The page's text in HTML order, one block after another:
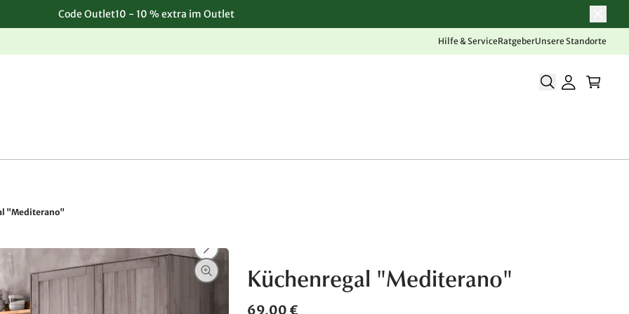
Code Outlet10 - 10 % extra im Outlet
Hilfe & ServiceRatgeberUnsere Standorte
"Mediterano"
Küchenregal "Mediterano"
69,00 €